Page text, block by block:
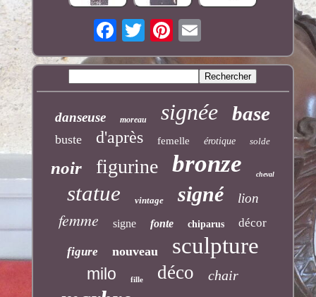
danseuse moreau signée base
buste d'après femelle érotique solde
noir figurine bronze cheval
statue vintage signé lion
femme signe fonte chiparus décor
figure nouveau sculpture
milo fille déco chair